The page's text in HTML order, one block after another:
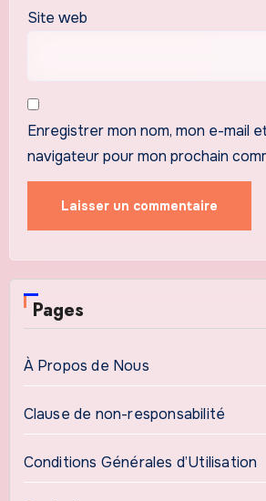
Site web
Enregistrer mon nom, mon e-mail
navigateur pour mon prochain
Pages
À Propos de Nous
Clause de non-responsabilité
Conditions Générales d’Utilisation